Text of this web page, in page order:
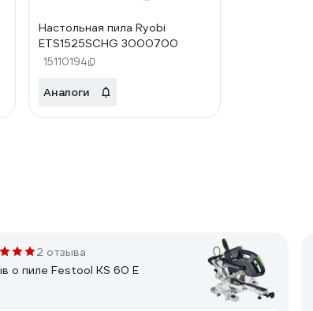
Настольная пила Ryobi
ETS1525SCHG 3000700
15110194
Аналоги
2 отзыва
о пиле Festool KS 60 E